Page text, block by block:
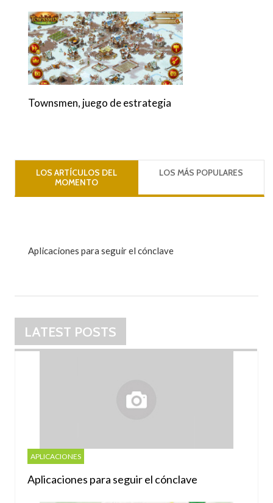
Townsmen, juego de estrategia
LOS ARTÍCULOS DEL
MOMENTO
LOS MÁS POPULARES
Aplicaciones para seguir el cónclave
LATEST POSTS
APLICACIONES
Aplicaciones para seguir el cónclave